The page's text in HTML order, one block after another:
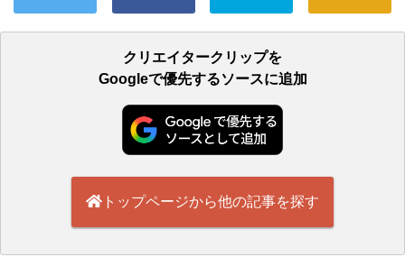
クリエイタークリップを
Googleで優先するソースに追加
トップページから他の記事を探す